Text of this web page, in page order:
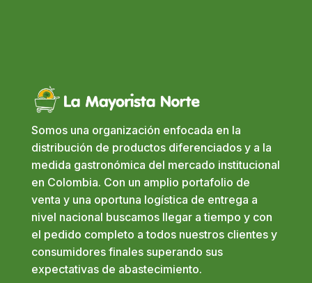
Somos una organización enfocada en la
distribución de productos diferenciados y a la
medida gastronómica del mercado institucional
en Colombia. Con un amplio portafolio de
venta y una oportuna logística de entrega a
nivel nacional buscamos llegar a tiempo y con
el pedido completo a todos nuestros clientes y
consumidores finales superando sus
expectativas de abastecimiento.